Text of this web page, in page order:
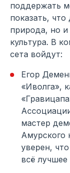
поддержать
показать,
природа, но и
культура. В
сета войдут:
Егор
«Иволга»,
мастер
Амурского
уверен,
всё